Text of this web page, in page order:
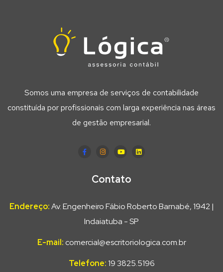
Somos uma empresa de serviços de contabilidade
constituída por profissionais com larga experiência nas áreas
de gestão empresarial.
Contato
Endereço:Av. Engenheiro Fábio Roberto Barnabé, 1942 |
Indaiatuba - SP
E-mail: comercial@escritoriologica.com.br
Telefone:19 3825.5196